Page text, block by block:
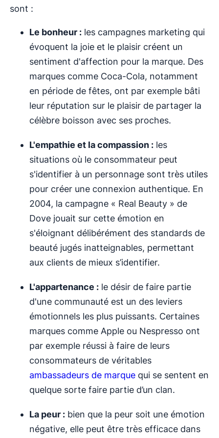
sont :
Le bonheur : les campagnes marketing qui
évoquent la joie et le plaisir créent un
sentiment d'affection pour la marque. Des
marques comme Coca-Cola, notamment
en période de fêtes, ont par exemple bâti
leur réputation sur le plaisir de partager la
célèbre boisson avec ses proches.
L'empathie et la compassion : les
situations où le consommateur peut
s'identifier à un personnage sont très utiles
pour créer une connexion authentique. En
2004, la campagne « Real Beauty » de
Dove jouait sur cette émotion en
s'éloignant délibérément des standards de
beauté jugés inatteignables, permettant
aux clients de mieux s’identifier.
L'appartenance : le désir de faire partie
d'une communauté est un des leviers
émotionnels les plus puissants. Certaines
marques comme Apple ou Nespresso ont
par exemple réussi à faire de leurs
consommateurs de véritables
ambassadeurs de marque qui se sentent en
quelque sorte faire partie d’un clan.
La peur : bien que la peur soit une émotion
négative, elle peut être très efficace dans